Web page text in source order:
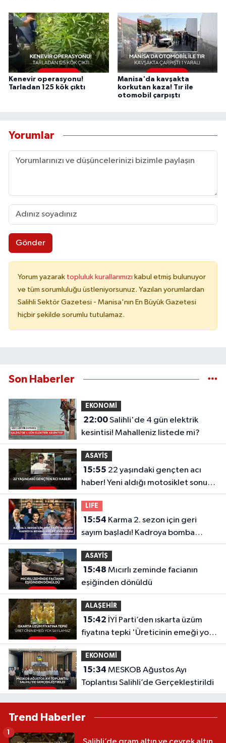
Kenevir operasyonu!
Tarladan 125 kök çıktı
Manisa'da kavşakta
korkutan kaza! Tır ile
otomobil çarpıştı
Yorumlar
Gönder
Yorum yazarak topluluk kurallarımızı kabul etmiş bulunuyor
ve tüm sorumluluğu üstleniyorsunuz. Yazılan yorumlardan
Salihli Sektör Gazetesi - Manisa'nın En Büyük Gazetesi
hiçbir şekilde sorumlu tutulamaz.
Son Haberler
EKONOMİ
22:00Salihli'de 4 gün elektrik
kesintisi! Mahalleniz listede mi?
ASAYİŞ
15:55
haber! Yeni aldığı motosiklet sonu
oldu
LIFE
15:54
sayım başladı! Kadroya bomba
isimler dahil oldu
ASAYİŞ
15:48
eşiğinden dönüldü
ALAŞEHİR
15:42
fiyatına tepki 'Üreticinin emeği yok
sayılamaz'
EKONOMİ
15:34
Toplantısı Salihli’de Gerçekleştirildi
Trend Haberler
1